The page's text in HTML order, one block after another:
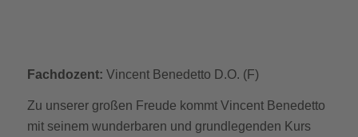
Fachdozent: Vincent Benedetto D.O. (F)
Zu unserer großen Freude kommt Vincent Benedetto
mit seinem wunderbaren und grundlegenden Kurs